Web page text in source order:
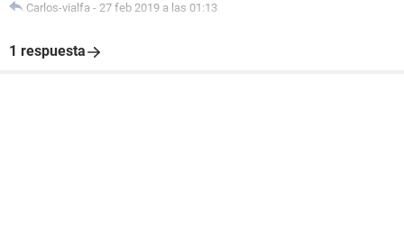
Carlos-vialfa - 27 feb 2019 a las 01:13
1 respuesta